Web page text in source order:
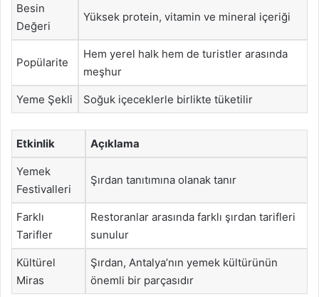
Besin
Değeri
Yüksek protein, vitamin ve mineral içeriği
Popülarite
Hem yerel halk hem de turistler arasında
meşhur
Yeme Şekli Soğuk içeceklerle birlikte tüketilir
Etkinlik Açıklama
Yemek
Festivalleri
Şırdan tanıtımına olanak tanır
Farklı
Tarifler
Restoranlar arasında farklı şırdan tarifleri
sunulur
Kültürel
Miras
Şırdan, Antalya’nın yemek kültürünün
önemli bir parçasıdır